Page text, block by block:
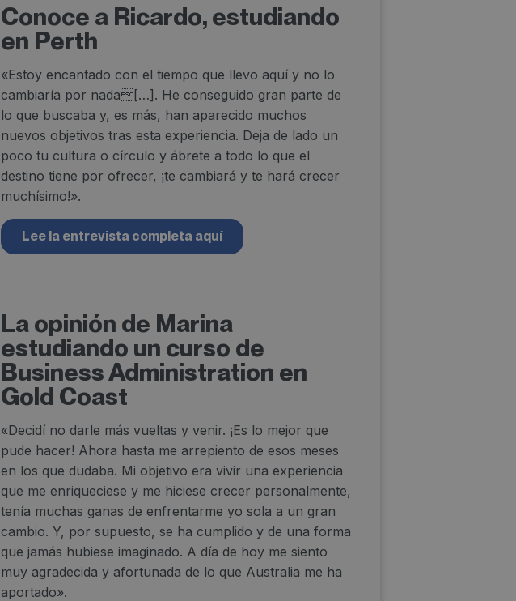
Conoce a Ricardo, estudiando
en Perth
«Estoy encantado con el tiempo que llevo aquí y no lo
cambiaría por nada[…]. He conseguido gran parte de
lo que buscaba y, es más, han aparecido muchos
nuevos objetivos tras esta experiencia. Deja de lado un
poco tu cultura o círculo y ábrete a todo lo que el
destino tiene por ofrecer, ¡te cambiará y te hará crecer
muchísimo!».
Lee la entrevista completa aquí
La opinión de Marina
estudiando un curso de
Business Administration en
Gold Coast
«Decidí no darle más vueltas y venir. ¡Es lo mejor que
pude hacer! Ahora hasta me arrepiento de esos meses
en los que dudaba. Mi objetivo era vivir una experiencia
que me enriqueciese y me hiciese crecer personalmente,
tenía muchas ganas de enfrentarme yo sola a un gran
cambio. Y, por supuesto, se ha cumplido y de una forma
que jamás hubiese imaginado. A día de hoy me siento
muy agradecida y afortunada de lo que Australia me ha
aportado».